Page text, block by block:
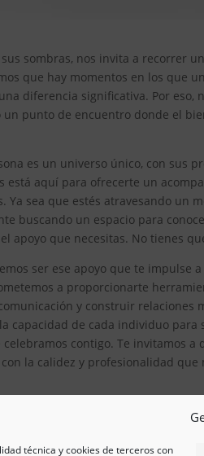
técnica y cookies de terceros con
sombras, nos invita a recorrer
que hay momentos en los que
diferencia significativa. Por
un punto de encuentro donde el
es un universo único, con sus
está aquí para ofrecerte un
Ya sea que estés atravesando un
buscando un espacio para
apoyo que necesitas. No tienes
ser ese apoyo que te impulse
a proporcionarte
y construir relaciones
capacidad de cada individuo
contigo. Te invitamos
la calidez y profesionalidad que